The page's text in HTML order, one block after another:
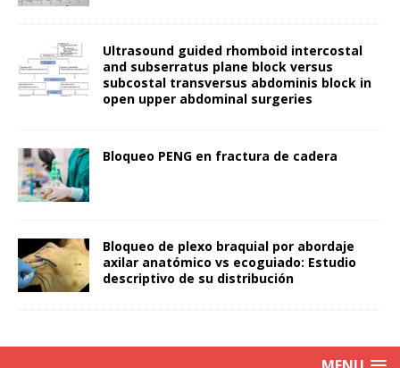
Ultrasound guided rhomboid intercostal
and subserratus plane block versus
subcostal transversus abdominis block in
open upper abdominal surgeries
Bloqueo PENG en fractura de cadera
Bloqueo de plexo braquial por abordaje
axilar anatómico vs ecoguiado: Estudio
descriptivo de su distribución